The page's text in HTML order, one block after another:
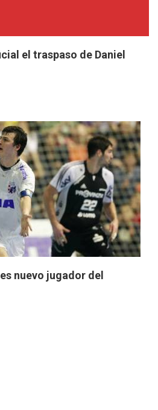
el traspaso de Daniel
nuevo jugador del